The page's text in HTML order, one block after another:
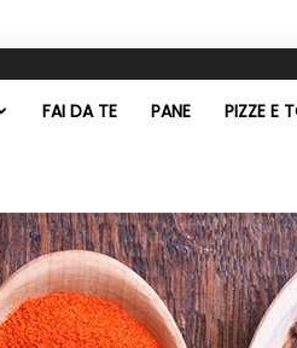
FAI DA TE PANE PIZZE E